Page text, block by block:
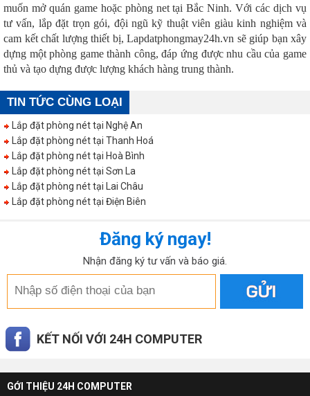
muốn mở quán game hoặc phòng net tại Bắc Ninh. Với các dịch vụ
tư vấn, lắp đặt trọn gói, đội ngũ kỹ thuật viên giàu kinh nghiệm và
cam kết chất lượng thiết bị, Lapdatphongmay24h.vn sẽ giúp bạn xây
dựng một phòng game thành công, đáp ứng được nhu cầu của game
thủ và tạo dựng được lượng khách hàng trung thành.
TIN TỨC CÙNG LOẠI
Lắp đặt phòng nét tại Nghệ An
Lắp đặt phòng nét tại Thanh Hoá
Lắp đặt phòng nét tại Hoà Bình
Lắp đặt phòng nét tại Sơn La
Lắp đặt phòng nét tại Lai Châu
Lắp đặt phòng nét tại Điện Biên
Đăng ký ngay!
Nhận đăng ký tư vấn và báo giá.
KẾT NỐI VỚI 24H COMPUTER
GỚI THIỆU 24H COMPUTER